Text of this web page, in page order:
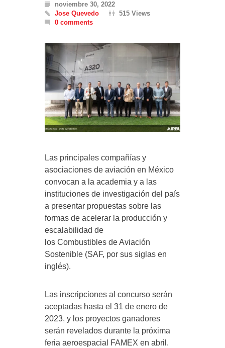
noviembre 30, 2022
Jose Quevedo
515 Views
0 comments
Las principales compañías y
asociaciones de aviación en México
convocan a la academia y a las
instituciones de investigación del país
a presentar propuestas sobre las
formas de acelerar la producción y
escalabilidad de
los Combustibles de Aviación
Sostenible (SAF, por sus siglas en
inglés).
Las inscripciones al concurso serán
aceptadas hasta el 31 de enero de
2023, y los proyectos ganadores
serán revelados durante la próxima
feria aeroespacial FAMEX en abril.